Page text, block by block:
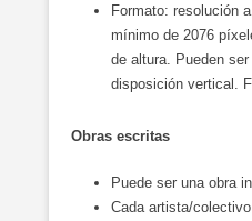
Formato: resolución
mínimo de 2076
de altura. Pueden
disposición vertical.
Obras escritas
Puede ser una obra
Cada artista/